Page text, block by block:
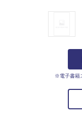
※電子書籍